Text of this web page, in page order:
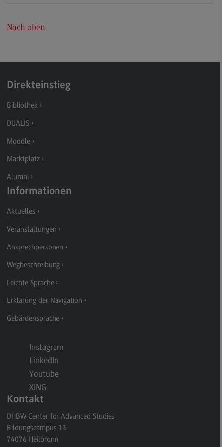
EU4Dual
Englischsprachiger MBA
Kontakt
Interessensvertretungen
Familiengerechte Hochschule
Chancengleichheit
Schwerbehindertenvertretung
DHBW CAS-Rat
Spitzensport-Stipendium
Nachhaltige Hochschule
Nachhaltige Hochschule
Energie- und Klimaschutzkonzept an der DHBW
Nachhaltigkeit am Bildungscampus
Nachhaltigkeit Stadt Heilbronn
Qualitätsmanagement
Qualitätsmanagement
Lehre am DHBW CAS
Alumni
Alumni
Erfahrung weitergeben
Nach oben
Direkteinstieg
Bibliothek
DUALIS
Moodle
Marktplatz
Alumni
Informationen
Aktuelles
Veranstaltungen
Ansprechpersonen
Wegbeschreibung
Leichte Sprache
Erklärung der Navigation
Gebärdensprache
Instagram
LinkedIn
Youtube
XING
Kontakt
DHBW Center for Advanced Studies
Bildungscampus 13
74076 Heilbronn